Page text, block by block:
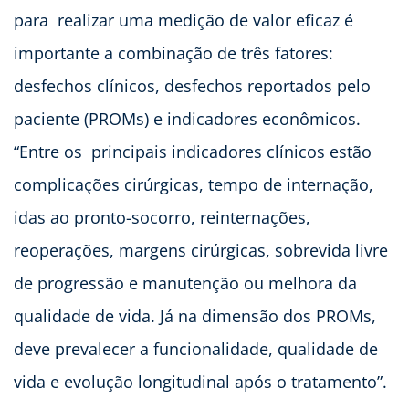
para realizar uma medição de valor eficaz é
importante a combinação de três fatores:
desfechos clínicos, desfechos reportados pelo
paciente (PROMs) e indicadores econômicos.
“Entre os principais indicadores clínicos estão
complicações cirúrgicas, tempo de internação,
idas ao pronto-socorro, reinternações,
reoperações, margens cirúrgicas, sobrevida livre
de progressão e manutenção ou melhora da
qualidade de vida. Já na dimensão dos PROMs,
deve prevalecer a funcionalidade, qualidade de
vida e evolução longitudinal após o tratamento”.